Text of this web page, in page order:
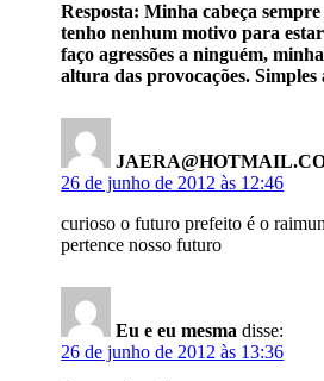
Resposta: Minha cabeça
tenho nenhum motivo para
faço agressões a ninguém,
altura das provocações. Simples
26 de junho de 2012 às 12:46
curioso o futuro prefeito é o
pertence nosso futuro
Eu e eu mesma disse:
26 de junho de 2012 às 13:36